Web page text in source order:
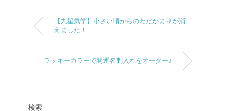
【九星気学】小さい頃からのわだかまりが消
えました！
ラッキーカラーで開運名刺入れをオーダー♪
検索